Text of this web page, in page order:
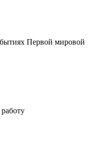
Первой мировой